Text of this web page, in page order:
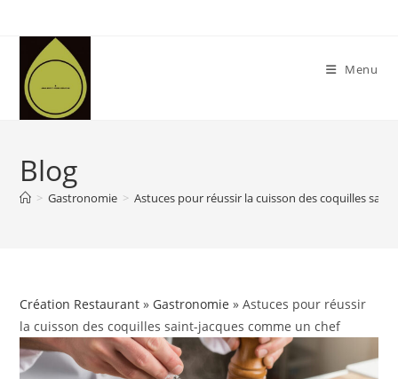
content
Menu
Blog
> Gastronomie > Astuces pour réussir la cuisson des coquilles
Création Restaurant » Gastronomie » Astuces pour réussir
la cuisson des coquilles saint-jacques comme un chef